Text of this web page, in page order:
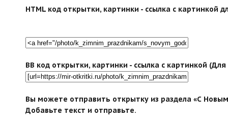
HTML код открытки, картинки - ссылка с картинкой
BB код открытки, картинки - ссылка с картинкой
Вы можете отправить открытку из раздела «С
Добавьте текст и отправьте.